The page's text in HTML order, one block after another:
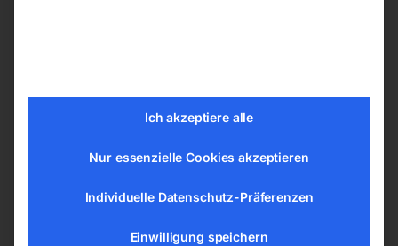
Hohe Lederqualität & gute Wärmeisolation
Aus Spalt-, Schulter-Rindsleder
Länger 34 cm, 2x links
Ich akzeptiere alle
Nur essenzielle Cookies akzeptieren
Individuelle Datenschutz-Präferenzen
Einwilligung speichern